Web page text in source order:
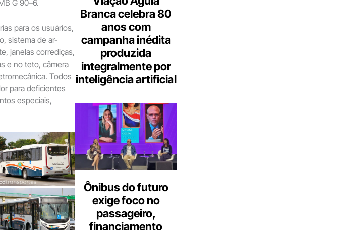
G 90–6.
para os usuários,
sistema de ar-
janelas corrediças,
e no teto, câmera
Todos
para deficientes
especiais,
Branca celebra 80
anos com
campanha inédita
produzida
integralmente por
inteligência artificial
Ônibus do futuro
exige foco no
passageiro,
financiamento